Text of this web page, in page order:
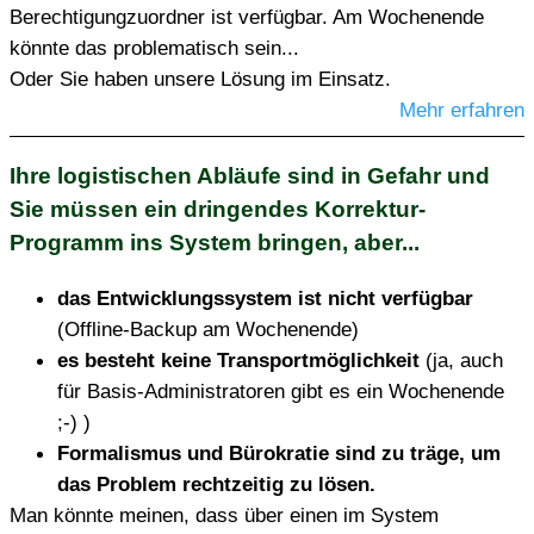
Berechtigungzuordner ist verfügbar. Am Wochenende
könnte das problematisch sein...
Oder Sie haben unsere Lösung im Einsatz.
Mehr erfahren
Ihre logistischen Abläufe sind in Gefahr und
Sie müssen ein dringendes Korrektur-
Programm ins System bringen, aber...
das Entwicklungssystem ist nicht verfügbar
(Offline-Backup am Wochenende)
es besteht keine Transportmöglichkeit (ja, auch
für Basis-Administratoren gibt es ein Wochenende
;-) )
Formalismus und Bürokratie sind zu träge, um
das Problem rechtzeitig zu lösen.
Man könnte meinen, dass über einen im System